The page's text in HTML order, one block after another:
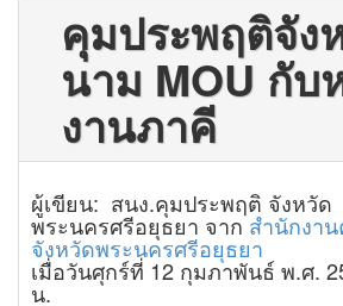
คุมประพฤติจัง
นาม MOU กับ
งานภาคี
ผู้เขียน: สนง.คุมประพฤติ จังหวัด
พระนครศรีอยุธยา จากสำนักงา
จังหวัดพระนครศรีอยุธยา
เมื่อวันศุกร์ที่ 12 กุมภาพันธ์ พ.ศ.
น.